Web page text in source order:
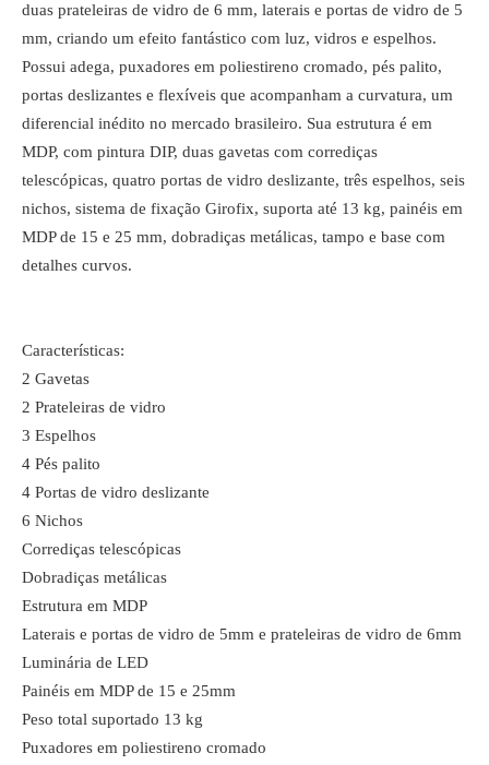
duas prateleiras de vidro de 6 mm, laterais e portas de vidro de 5
mm, criando um efeito fantástico com luz, vidros e espelhos.
Possui adega, puxadores em poliestireno cromado, pés palito,
portas deslizantes e flexíveis que acompanham a curvatura, um
diferencial inédito no mercado brasileiro. Sua estrutura é em
MDP, com pintura DIP, duas gavetas com corrediças
telescópicas, quatro portas de vidro deslizante, três espelhos, seis
nichos, sistema de fixação Girofix, suporta até 13 kg, painéis em
MDP de 15 e 25 mm, dobradiças metálicas, tampo e base com
detalhes curvos.
Características:
2 Gavetas
2 Prateleiras de vidro
3 Espelhos
4 Pés palito
4 Portas de vidro deslizante
6 Nichos
Corrediças telescópicas
Dobradiças metálicas
Estrutura em MDP
Laterais e portas de vidro de 5mm e prateleiras de vidro de 6mm
Luminária de LED
Painéis em MDP de 15 e 25mm
Peso total suportado 13 kg
Puxadores em poliestireno cromado